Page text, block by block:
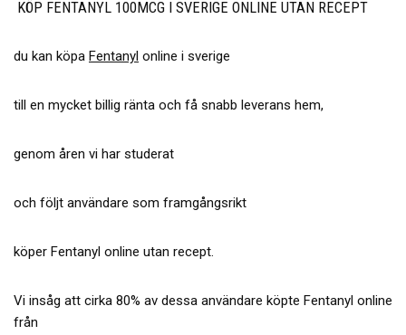
KÖP FENTANYL 100MCG I SVERIGE ONLINE UTAN RECEPT
du kan köpa Fentanyl online i sverige
till en mycket billig ränta och få snabb leverans hem,
genom åren vi har studerat
och följt användare som framgångsrikt
köper Fentanyl online utan recept.
Vi insåg att cirka 80% av dessa användare köpte Fentanyl online
från